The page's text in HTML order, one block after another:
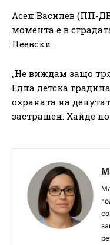
Асен Василев (ПП-
момента е в
Пеевски.
„Не виждам защо
Една детска
охраната на
застрашен. Хайде